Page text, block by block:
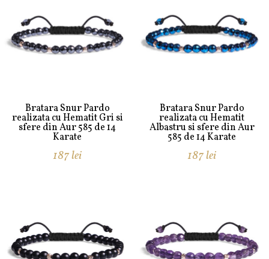
Bratara Snur Pardo
realizata cu Hematit Gri si
sfere din Aur 585 de 14
Karate
187lei
Bratara Snur Pardo
realizata cu Hematit
Albastru si sfere din Aur
585 de 14 Karate
187lei